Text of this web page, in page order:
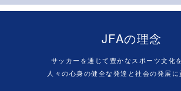
JFAの理念
サッカーを通じて豊かなスポーツ文化
人々の心身の健全な発達と社会の発展に